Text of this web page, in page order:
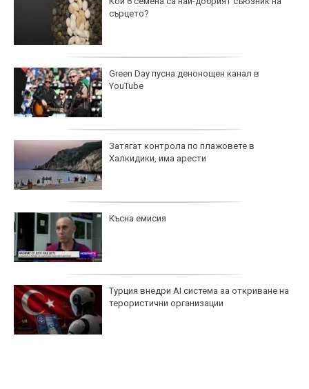
сърцето?
Green Day пусна денонощен канал в
YouTube
Затягат контрола по плажовете в
Халкидики, има арести
Късна емисия
Турция внедри AI система за откриване на
терористични организации